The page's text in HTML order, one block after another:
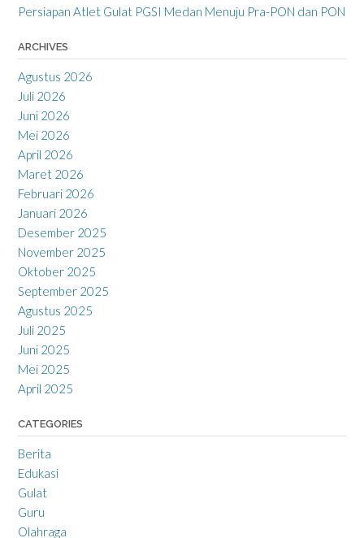
Persiapan Atlet Gulat PGSI Medan Menuju Pra-PON dan PON
ARCHIVES
Agustus 2026
Juli 2026
Juni 2026
Mei 2026
April 2026
Maret 2026
Februari 2026
Januari 2026
Desember 2025
November 2025
Oktober 2025
September 2025
Agustus 2025
Juli 2025
Juni 2025
Mei 2025
April 2025
CATEGORIES
Berita
Edukasi
Gulat
Guru
Olahraga